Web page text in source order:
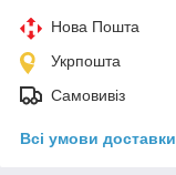
Нова Пошта
Укрпошта
Самовивіз
Всі умови доставки